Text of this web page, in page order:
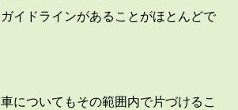
イドラインがあることがほとんどで
についてもその範囲内で片づけるこ